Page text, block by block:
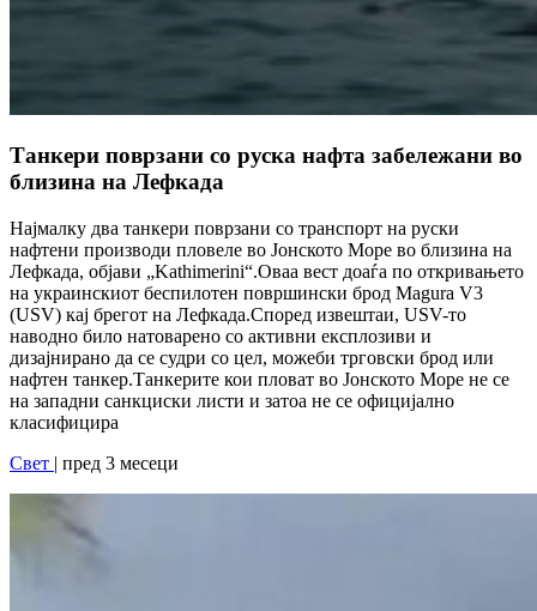
Танкери поврзани со руска нафта забележани во
близина на Лефкада
Најмалку два танкери поврзани со транспорт на руски
нафтени производи пловеле во Јонското Море во близина на
Лефкада, објави „Kathimerini“.Оваа вест доаѓа по откривањето
на украинскиот беспилотен површински брод Magura V3
(USV) кај брегот на Лефкада.Според извештаи, USV-то
наводно било натоварено со активни експлозиви и
дизајнирано да се судри со цел, можеби трговски брод или
нафтен танкер.Танкерите кои пловат во Јонското Море не се
на западни санкциски листи и затоа не се официјално
класифицира
Свет | пред 3 месеци